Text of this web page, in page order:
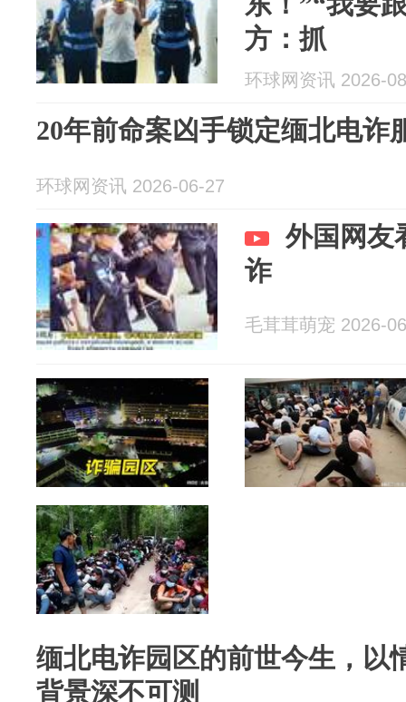
方：抓
环球网资讯 2026-
20年前命案凶手锁定缅北电诈
环球网资讯 2026-06-27
外国网友
诈
毛茸茸萌宠 2026-
缅北电诈园区的前世今生，以
背景深不可测